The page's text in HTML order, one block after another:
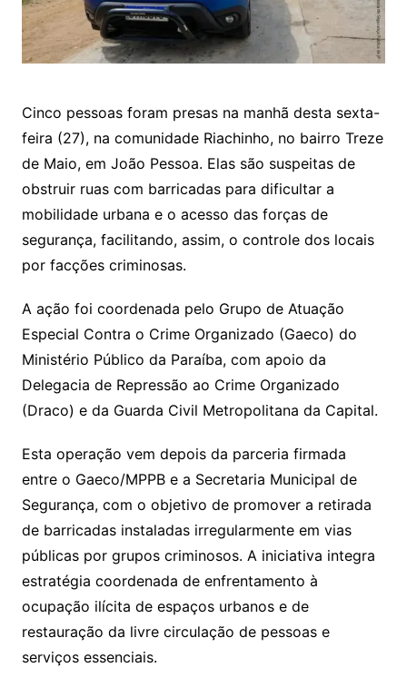
Cinco pessoas foram presas na manhã desta sexta-
feira (27), na comunidade Riachinho, no bairro Treze
de Maio, em João Pessoa. Elas são suspeitas de
obstruir ruas com barricadas para dificultar a
mobilidade urbana e o acesso das forças de
segurança, facilitando, assim, o controle dos locais
por facções criminosas.
A ação foi coordenada pelo Grupo de Atuação
Especial Contra o Crime Organizado (Gaeco) do
Ministério Público da Paraíba, com apoio da
Delegacia de Repressão ao Crime Organizado
(Draco) e da Guarda Civil Metropolitana da Capital.
Esta operação vem depois da parceria firmada
entre o Gaeco/MPPB e a Secretaria Municipal de
Segurança, com o objetivo de promover a retirada
de barricadas instaladas irregularmente em vias
públicas por grupos criminosos. A iniciativa integra
estratégia coordenada de enfrentamento à
ocupação ilícita de espaços urbanos e de
restauração da livre circulação de pessoas e
serviços essenciais.